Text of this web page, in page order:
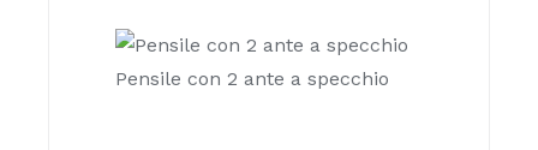
Pensile con 2 ante a specchio